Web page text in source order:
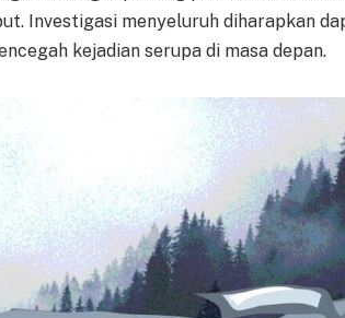
Investigasi menyeluruh diharapkan
kejadian serupa di masa depan.